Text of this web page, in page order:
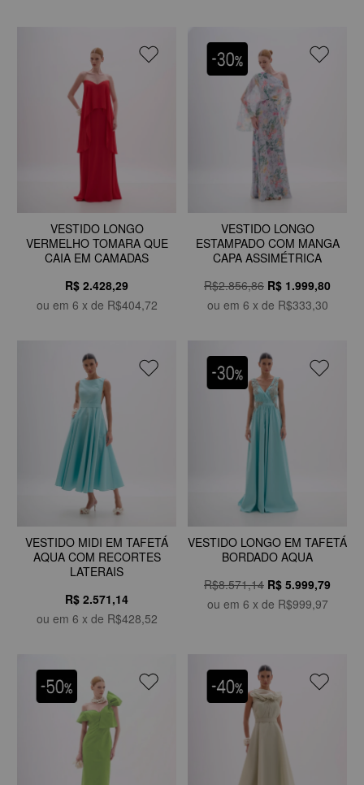
VESTIDO LONGO
VERMELHO TOMARA QUE
CAIA EM CAMADAS
R$ 2.428,29
ou em 6 x de R$404,72
VESTIDO LONGO
ESTAMPADO COM MANGA
CAPA ASSIMÉTRICA
R$2.856,86 R$ 1.999,80
ou em 6 x de R$333,30
VESTIDO MIDI EM TAFETÁ
AQUA COM RECORTES
LATERAIS
R$ 2.571,14
ou em 6 x de R$428,52
VESTIDO LONGO EM TAFETÁ
BORDADO AQUA
R$8.571,14 R$ 5.999,79
ou em 6 x de R$999,97